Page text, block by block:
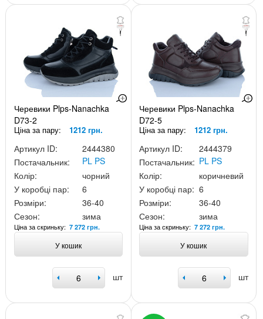
Черевики Plps-Nanachka
D73-2
Ціна за пару: 1212 грн.
Артикул ID:
2444380
Постачальник:
PL PS
Колір:
чорний
У коробці пар:
6
Розміри:
36-40
Сезон:
зима
Ціна за скриньку: 7 272 грн.
У кошик
шт
Черевики Plps-Nanachka
D72-5
Ціна за пару: 1212 грн.
Артикул ID:
2444379
Постачальник: PL PS
Колір:
коричневий
У коробці пар: 6
Розміри:
36-40
Сезон:
зима
Ціна за скриньку:7 272 грн.
У кошик
шт